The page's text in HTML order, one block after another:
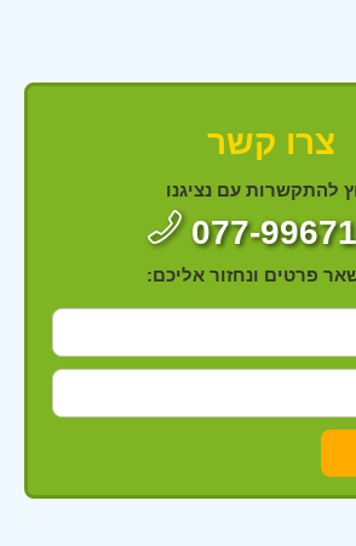
צרו קשר
להתקשרות עם נציגנו
077-
פרטים ונחזור אליכם: